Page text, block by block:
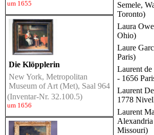
um 1655
Die Klöpplerin
New York, Metropolitan
Museum of Art (Met), Saal 964
(Inventar-Nr. 32.100.5)
um 1656
Semele,
Toronto)
Laura
Ohio)
Laure
Paris)
Laurent
- 1656
Laurent
1778
Laurent
Missouri)